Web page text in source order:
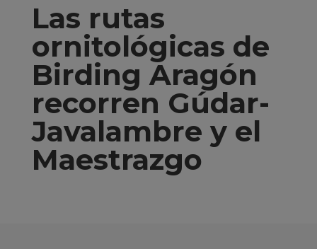
Las rutas
ornitológicas de
Birding Aragón
recorren Gúdar-
Javalambre y el
Maestrazgo